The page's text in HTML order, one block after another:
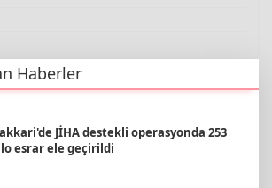
Haberler
JİHA destekli operasyonda 253
esrar ele geçirildi